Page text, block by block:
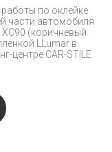
по оклейке
части автомобиля
(коричневый
LLumar в
центре CAR-STILE